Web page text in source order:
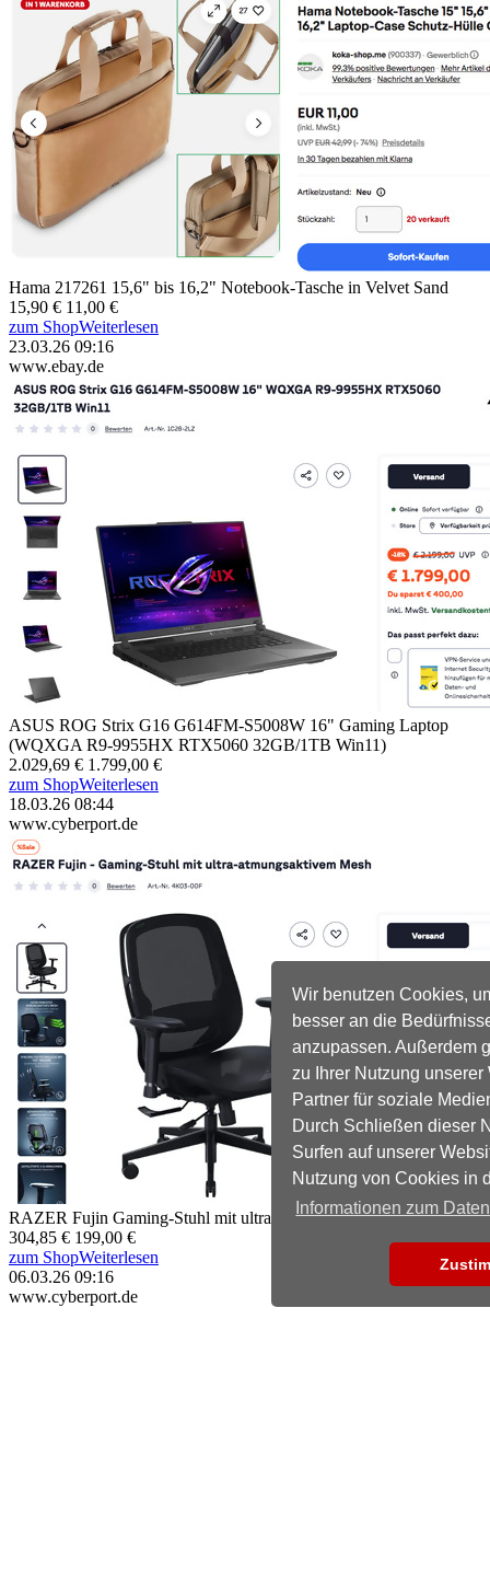
Wir benutzen Cookies,
besser an die
anzupassen. Außerdem
zu Ihrer Nutzung
Partner für soziale
Durch Schließen dieser
Surfen auf unserer
Nutzung von Cookies in
Informationen zum
Hama 217261 15,6" bis 16,2" Notebook-Tasche in Velvet Sand
15,90 € 11,00 €
zum ShopWeiterlesen
23.03.26 09:16
www.ebay.de
ASUS ROG Strix G16 G614FM-S5008W 16" Gaming Laptop
(WQXGA R9-9955HX RTX5060 32GB/1TB Win11)
2.029,69 € 1.799,00 €
zum ShopWeiterlesen
18.03.26 08:44
www.cyberport.de
RAZER Fujin Gaming-Stuhl mit ultra-atmungsaktivem Mesh
304,85 € 199,00 €
zum ShopWeiterlesen
06.03.26 09:16
www.cyberport.de